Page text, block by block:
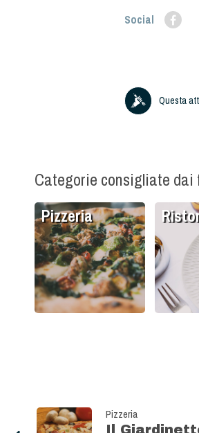
Social
Questa
Categorie consigliate dai
Pizzeria
Pizzeria
Il